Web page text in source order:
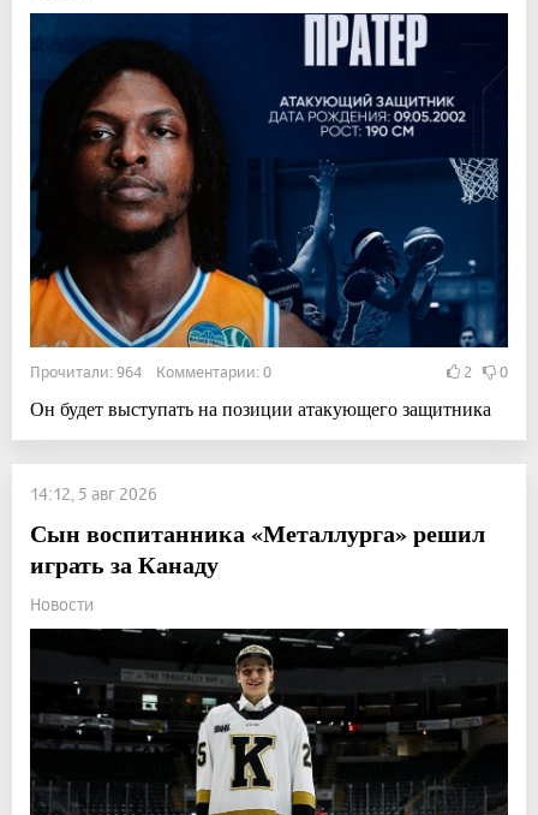
Прочитали: 964 Комментарии: 0 2 0
Он будет выступать на позиции атакующего защитника
14:12, 5 авг 2026
Сын воспитанника «Металлурга» решил
играть за Канаду
Новости